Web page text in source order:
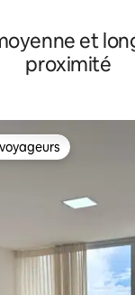
et
proximité
les plus